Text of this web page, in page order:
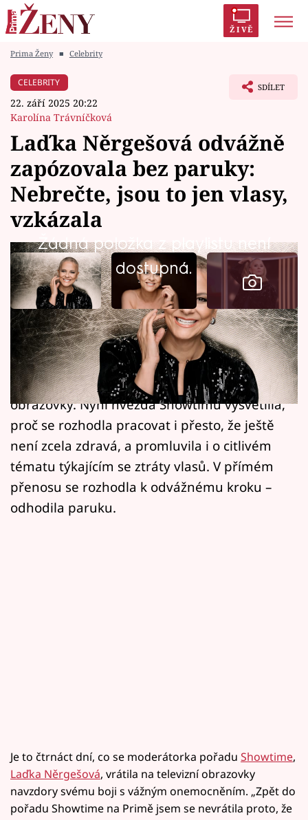
ŽIVĚ
Módní alarm
Témata
Celebrity
Vztahy
Seriály
Horoskopy
Sledujte prima+
Filmový festival Karlovy Vary
Pořady
Mámy sobě
Přihlášení
Prima Ženy ■ Celebrity
CELEBRITY
22. září 2025 20:22
Karolína Trávníčková
SDÍLET
Laďka Něrgešová odvážně
zapózovala bez paruky:
Nebrečte, jsou to jen vlasy,
vzkázala
Žádná položka z playlistu není
dostupná.
Oblíbená moderátorka Laďka Něrgešová se
po dlouhých čtyřech měsících, během nichž
absolvovala operaci mozku, vrátila na televizní
obrazovky. Nyní hvězda Showtimu vysvětlila,
proč se rozhodla pracovat i přesto, že ještě
není zcela zdravá, a promluvila i o citlivém
tématu týkajícím se ztráty vlasů. V přímém
přenosu se rozhodla k odvážnému kroku –
odhodila paruku.
Je to čtrnáct dní, co se moderátorka pořadu Showtime,
Laďka Něrgešová, vrátila na televizní obrazovky
navzdory svému boji s vážným onemocněním. „Zpět do
pořadu Showtime na Primě jsem se nevrátila proto, že